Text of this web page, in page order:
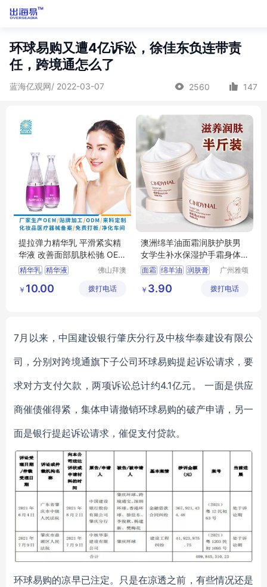
环球易购又遭4亿诉讼，徐佳东负连带责
任，跨境通怎么了
蓝海亿观网/ 2022-03-07 2560 147
提拉弹力精华乳 平滑紧实精
华液 改善面部肌肤松驰 OEM
贴牌加工
精华乳 精华液
平滑紧实精华液
佛山拜澳
有限公司
￥ 10.00 拨打电话
澳洲绵羊油面霜润肤护肤男
女学生补水保湿护手霜身体
乳雪花霜
面霜 绵羊油 润肤膏
广州雅颂
造有限公
￥ 3.90 拨打电话
7月以来，中国建设银行肇庆分行及中核华泰建设有限公
司，分别对跨境通旗下子公司环球易购提起诉讼请求，要
求对方支付欠款，两项诉讼总计约4.1亿元。 一面是供应
商催债催得紧，集体申请撤销环球易购的破产申请，另一
面是银行提起诉讼请求，催促支付贷款。
环球易购的凉早已注定。只是在凉透之前，有些情况还是